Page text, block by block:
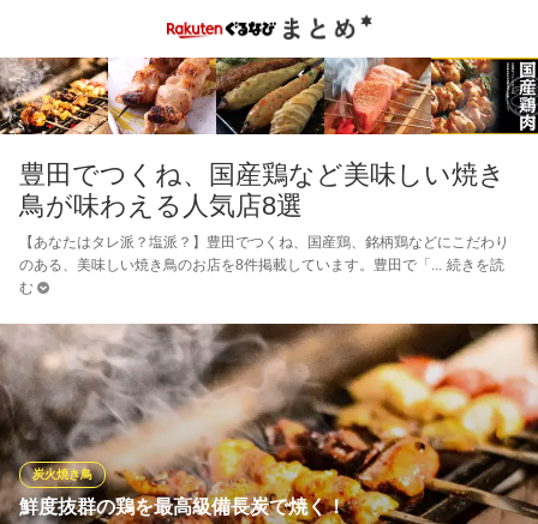
豊田でつくね、国産鶏など美味しい焼き
鳥が味わえる人気店8選
【あなたはタレ派？塩派？】豊田でつくね、国産鶏、銘柄鶏などにこだわり
のある、美味しい焼き鳥のお店を8件掲載しています。豊田で「
続きを読
む
鮮度抜群の鶏を最高級備長炭で焼く！
炭火焼き鳥